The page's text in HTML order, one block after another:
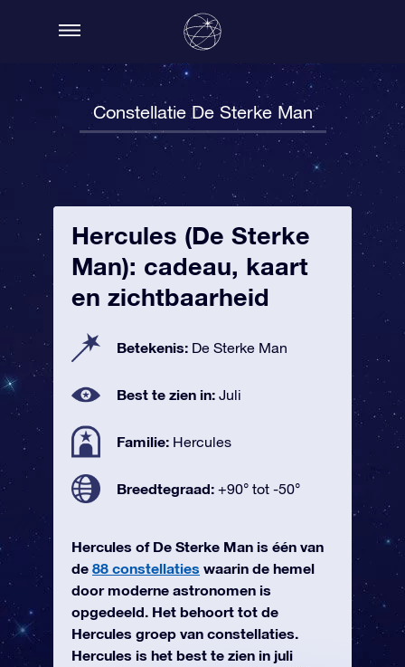
Constellatie De Sterke Man
Hercules (De Sterke
Man): cadeau, kaart
en zichtbaarheid
Betekenis: De Sterke Man
Best te zien in: Juli
Familie: Hercules
Breedtegraad: +90° tot -50°
Hercules of De Sterke Man is één van
de 88 constellaties waarin de hemel
door moderne astronomen is
opgedeeld. Het behoort tot de
Hercules groep van constellaties.
Hercules is het best te zien in juli